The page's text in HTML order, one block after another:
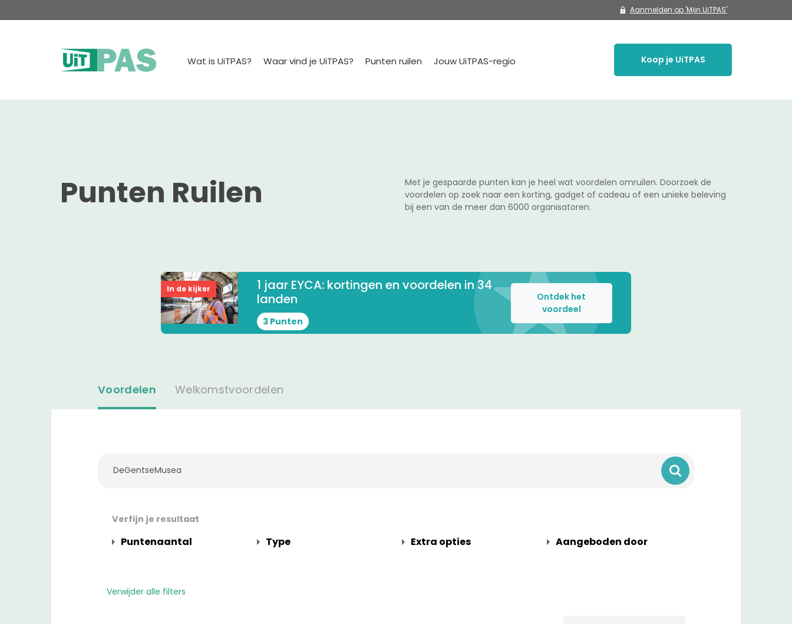
Aanmelden op 'Mijn UiTPAS'
Wat is UiTPAS? Waar vind je UiTPAS? Punten ruilen Jouw UiTPAS-regio Koop je UiTPAS
Punten Ruilen
Met je gespaarde punten kan je heel wat voordelen omruilen. Doorzoek de
voordelen op zoek naar een korting, gadget of cadeau of een unieke beleving
bij een van de meer dan 6000 organisatoren.
In de kijker
1 jaar EYCA: kortingen en voordelen in 34
landen
3 Punten
Ontdek het
voordeel
Voordelen Welkomstvoordelen
Verfijn je resultaat
Puntenaantal Type Extra opties Aangeboden door
Verwijder alle filters